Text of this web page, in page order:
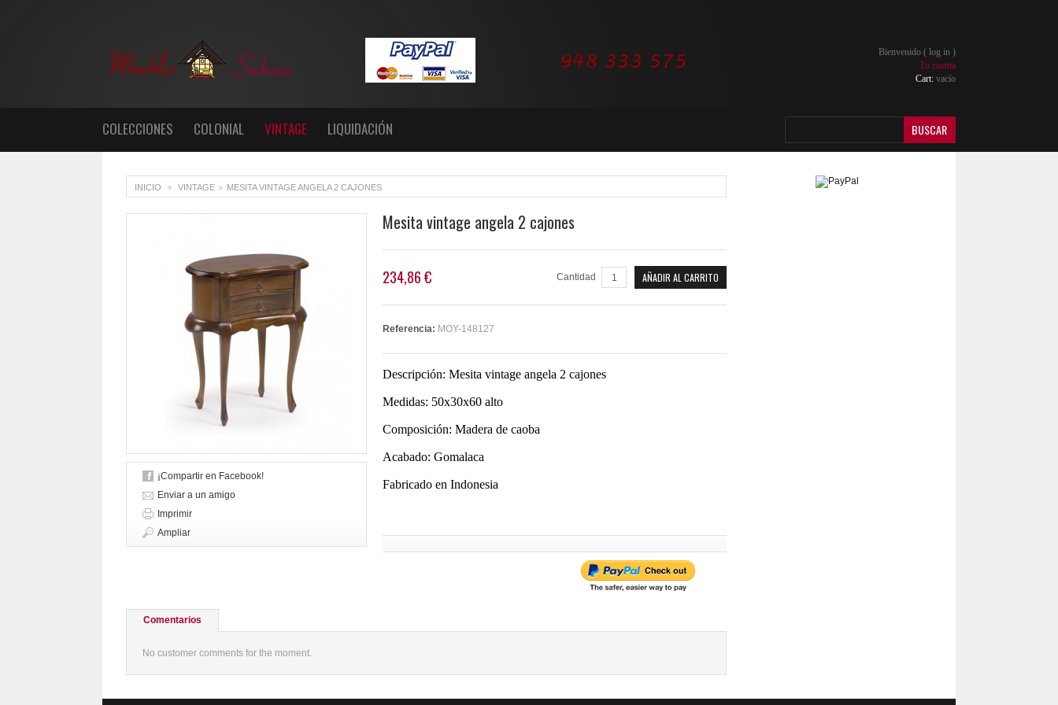
Bienvenido ( log in )
Tu cuenta
Cart: vacío
BUSCAR
COLECCIONES COLONIAL VINTAGE LIQUIDACIÓN
INICIO
>
VINTAGE
>
MESITA VINTAGE ANGELA 2 CAJONES
¡Compartir en Facebook!
Enviar a un amigo
Imprimir
Ampliar
Mesita vintage angela 2 cajones
234,86 € AÑADIR AL CARRITO
Cantidad
Referencia: MOY-148127
Descripción: Mesita vintage angela 2 cajones
Medidas: 50x30x60 alto
Composición: Madera de caoba
Acabado: Gomalaca
Fabricado en Indonesia
Comentarios
No customer comments for the moment.